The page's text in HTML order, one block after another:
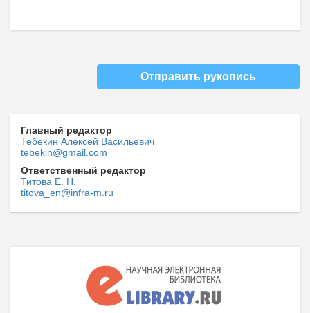
Отправить рукопись
Главный редактор
Тебекин Алексей Васильевич
tebekin@gmail.com
Ответственный редактор
Титова Е. Н.
titova_en@infra-m.ru